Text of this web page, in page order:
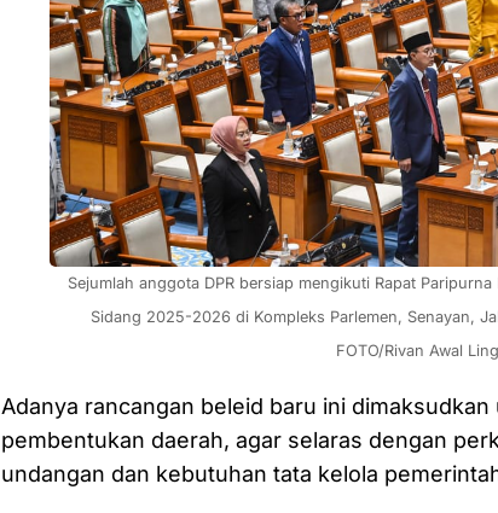
Sejumlah anggota DPR bersiap mengikuti Rapat
Sidang 2025-2026 di Kompleks Parlemen, Senayan,
FOTO/Rivan Awal
Adanya rancangan beleid baru ini
pembentukan daerah, agar selaras dengan
undangan dan kebutuhan tata kelola